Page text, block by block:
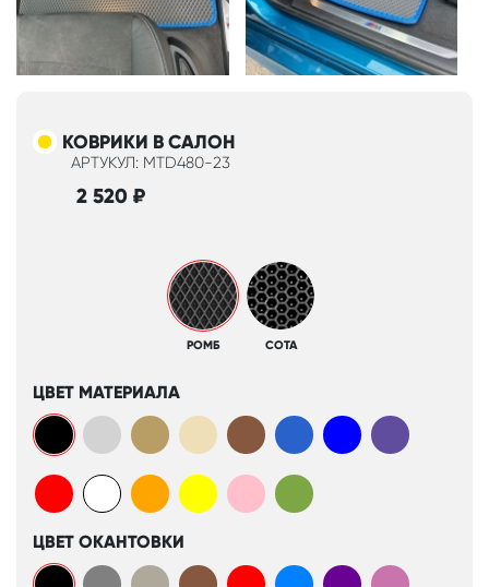
КОВРИКИ В САЛОН
АРТУКУЛ: MTD480-23
2 520 ₽
РОМБ СОТА
ЦВЕТ МАТЕРИАЛА
ЦВЕТ ОКАНТОВКИ